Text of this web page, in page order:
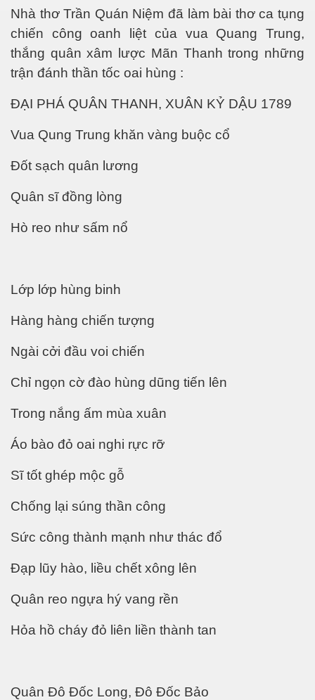
Nhà thơ Trần Quán Niệm đã làm bài thơ ca tụng
chiến công oanh liệt của vua Quang Trung,
thắng quân xâm lược Mãn Thanh trong những
trận đánh thần tốc oai hùng :
ĐẠI PHÁ QUÂN THANH, XUÂN KỶ DẬU 1789
Vua Qung Trung khăn vàng buộc cổ
Đốt sạch quân lương
Quân sĩ đồng lòng
Hò reo như sấm nổ
Lớp lớp hùng binh
Hàng hàng chiến tượng
Ngài cởi đầu voi chiến
Chỉ ngọn cờ đào hùng dũng tiến lên
Trong nắng ấm mùa xuân
Áo bào đỏ oai nghi rực rỡ
Sĩ tốt ghép mộc gỗ
Chống lại súng thần công
Sức công thành mạnh như thác đổ
Đạp lũy hào, liều chết xông lên
Quân reo ngựa hý vang rền
Hỏa hồ cháy đỏ liên liền thành tan
Quân Đô Đốc Long, Đô Đốc Bảo
hóa được không?
- Biên Hòa
hiểm
dâng cao